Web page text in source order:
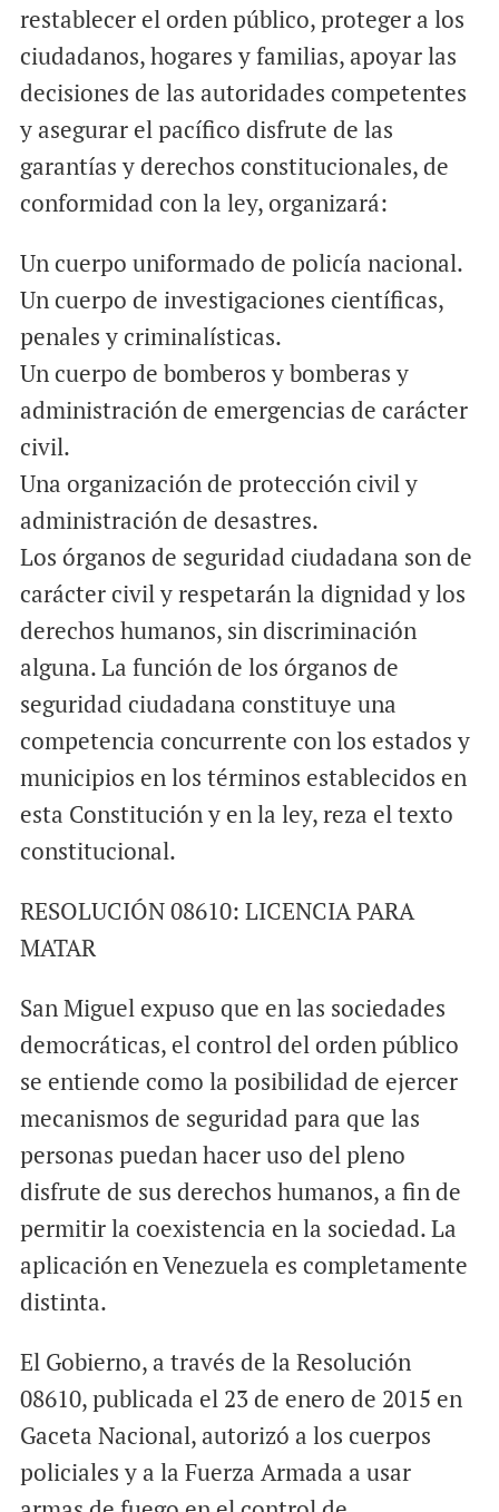
restablecer el orden público, proteger a los
ciudadanos, hogares y familias, apoyar las
decisiones de las autoridades competentes
y asegurar el pacífico disfrute de las
garantías y derechos constitucionales, de
conformidad con la ley, organizará:
Un cuerpo uniformado de policía nacional.
Un cuerpo de investigaciones científicas,
penales y criminalísticas.
Un cuerpo de bomberos y bomberas y
administración de emergencias de carácter
civil.
Una organización de protección civil y
administración de desastres.
Los órganos de seguridad ciudadana son de
carácter civil y respetarán la dignidad y los
derechos humanos, sin discriminación
alguna. La función de los órganos de
seguridad ciudadana constituye una
competencia concurrente con los estados y
municipios en los términos establecidos en
esta Constitución y en la ley, reza el texto
constitucional.
RESOLUCIÓN 08610: LICENCIA PARA
MATAR
San Miguel expuso que en las sociedades
democráticas, el control del orden público
se entiende como la posibilidad de ejercer
mecanismos de seguridad para que las
personas puedan hacer uso del pleno
disfrute de sus derechos humanos, a fin de
permitir la coexistencia en la sociedad. La
aplicación en Venezuela es completamente
distinta.
El Gobierno, a través de la Resolución
08610, publicada el 23 de enero de 2015 en
Gaceta Nacional, autorizó a los cuerpos
policiales y a la Fuerza Armada a usar